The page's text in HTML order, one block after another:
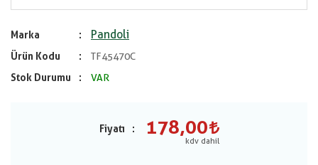
Marka Pandoli
Ürün Kodu
TF45470C
Stok Durumu
VAR
Fiyatı 178,00